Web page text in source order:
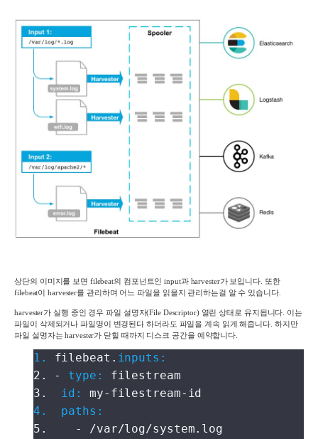
상단의 이미지를 보면 filebeat의 컴포넌트인 input과harvester가 보입니다. 또한
filebeat이harvester를 관리하며 어느 파일을 읽을지 관리하는걸 알 수 있습니다.
harvester가 실행 중인 경우 파일 설명자(File Descriptor) 열린 상태로 유지됩니다. 이는
파일이 삭제되거나 파일명이 변경된다 하더라도 파일을 계속 읽게 해줍니다. 하지만
파일 설명자는harvester가 닫힐 때까지 디스크 공간을 예약합니다.
1. filebeat. inputs:
2. - type: filestream
3. id: my-filestream-id
4. paths:
5. - /var/log/system.log